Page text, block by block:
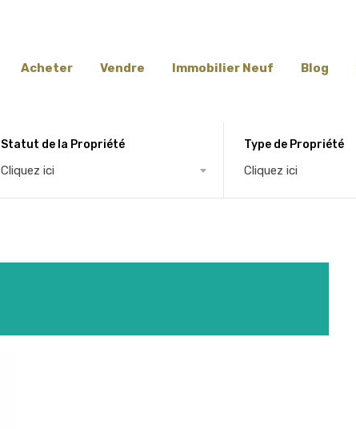
Acheter Vendre Immobilier Neuf Blog
Statut de la Propriété
Cliquez ici
Type de Propriété
Cliquez ici